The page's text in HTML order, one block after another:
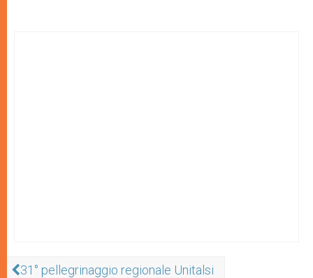
31° pellegrinaggio regionale Unitalsi